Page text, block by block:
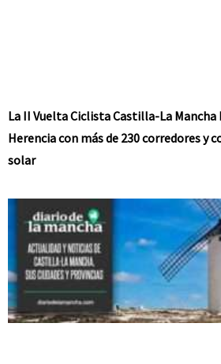
La II Vuelta Ciclista Castilla-La Mancha
Herencia con más de 230 corredores y
solar